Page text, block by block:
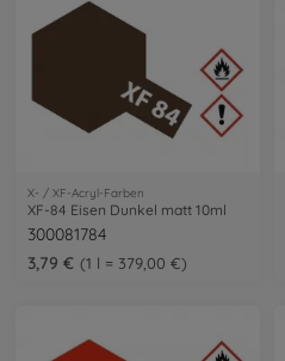
X- / XF-Acryl-Farben
XF-84 Eisen Dunkel matt 10ml
300081784
3,79 €
1 l = 379,00 €